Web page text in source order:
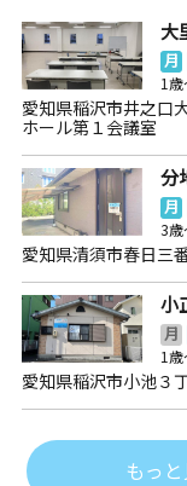
大
月
1
愛知県稲沢市井之口
ホール第１会議室
分
月
3歳
愛知県清須市春日三
小
月
1
愛知県稲沢市小池３
もっ